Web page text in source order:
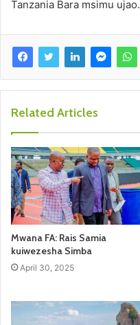
Tanzania Bara msimu ujao.
Related Articles
Mwana FA: Rais Samia
kuiwezesha Simba
April 30, 2025